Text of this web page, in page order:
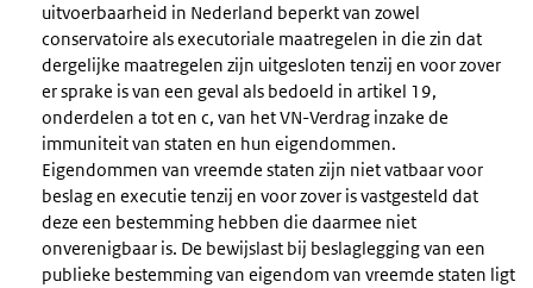
uitvoerbaarheid in Nederland beperkt van zowel
conservatoire als executoriale maatregelen in die zin dat
dergelijke maatregelen zijn uitgesloten tenzij en voor zover
er sprake is van een geval als bedoeld in artikel 19,
onderdelen a tot en c, van het VN-Verdrag inzake de
immuniteit van staten en hun eigendommen.
Eigendommen van vreemde staten zijn niet vatbaar voor
beslag en executie tenzij en voor zover is vastgesteld dat
deze een bestemming hebben die daarmee niet
onverenigbaar is. De bewijslast bij beslaglegging van een
publieke bestemming van eigendom van vreemde staten ligt